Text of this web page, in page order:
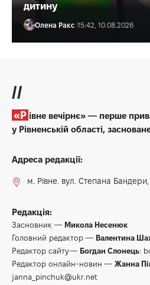
дитину
Олена Ракс 15:42, 10.08.2026
//
«Рівне вечірнє» — перше
у Рівненській області,
Адреса редакції:
м. Рівне. вул. Степана Бандери,
Редакція:
Засновник — Микола Несенюк
Головний редактор — Валентина
Редактор сайту— Богдан Слонець:
Редактор онлайн-новин — Жанна
janna_pinchuk@ukr.net